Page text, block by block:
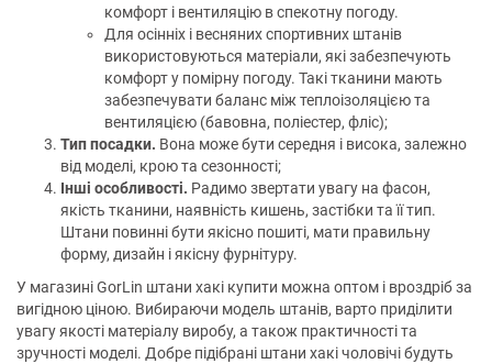
комфорт і вентиляцію в спекотну погоду.
Для осінніх і весняних спортивних штанів
використовуються матеріали, які забезпечують
комфорт у помірну погоду. Такі тканини мають
забезпечувати баланс між теплоізоляцією та
вентиляцією (бавовна, поліестер, фліс);
Тип посадки. Вона може бути середня і висока, залежно
від моделі, крою та сезонності;
Інші особливості. Радимо звертати увагу на фасон,
якість тканини, наявність кишень, застібки та її тип.
Штани повинні бути якісно пошиті, мати правильну
форму, дизайн і якісну фурнітуру.
У магазині GorLin штани хакі купити можна оптом і вроздріб за
вигідною ціною. Вибираючи модель штанів, варто приділити
увагу якості матеріалу виробу, а також практичності та
зручності моделі. Добре підібрані штани хакі чоловічі будуть